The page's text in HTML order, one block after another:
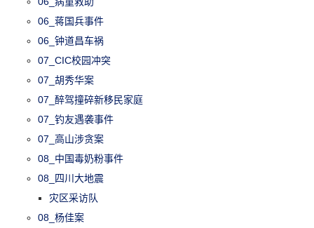
06_蒋国兵事件
06_钟道昌车祸
07_CIC校园冲突
07_胡秀华案
07_醉驾撞碎新移民家庭
07_钓友遇袭事件
07_高山涉贪案
08_中国毒奶粉事件
08_四川大地震
灾区采访队
08_杨佳案